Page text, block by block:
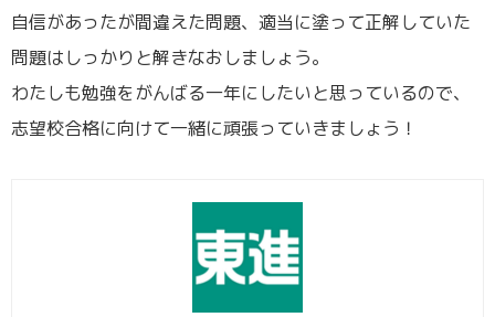
自信があったが間違えた問題、適当に塗って正解していた
問題はしっかりと解きなおしましょう。
わたしも勉強をがんばる一年にしたいと思っているので、
志望校合格に向けて一緒に頑張っていきましょう！